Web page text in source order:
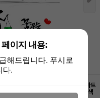
이지 내용:
해드립니다. 푸시로
다.